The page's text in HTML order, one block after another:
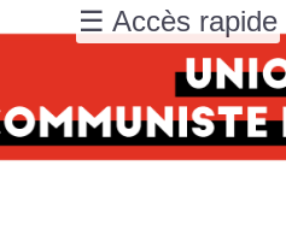
☰ Accès rapide